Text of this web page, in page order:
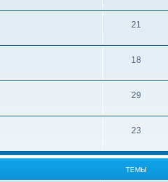
21
18
29
23
ТЕМЫ